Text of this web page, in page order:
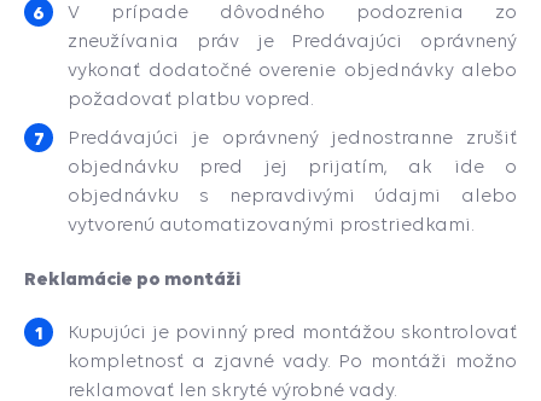
V prípade dôvodného podozrenia zo
zneužívania práv je Predávajúci oprávnený
vykonať dodatočné overenie objednávky alebo
požadovať platbu vopred.
Predávajúci je oprávnený jednostranne zrušiť
objednávku pred jej prijatím, ak ide o
objednávku s nepravdivými údajmi alebo
vytvorenú automatizovanými prostriedkami.
Reklamácie po montáži
Kupujúci je povinný pred montážou skontrolovať
kompletnosť a zjavné vady. Po montáži možno
reklamovať len skryté výrobné vady.